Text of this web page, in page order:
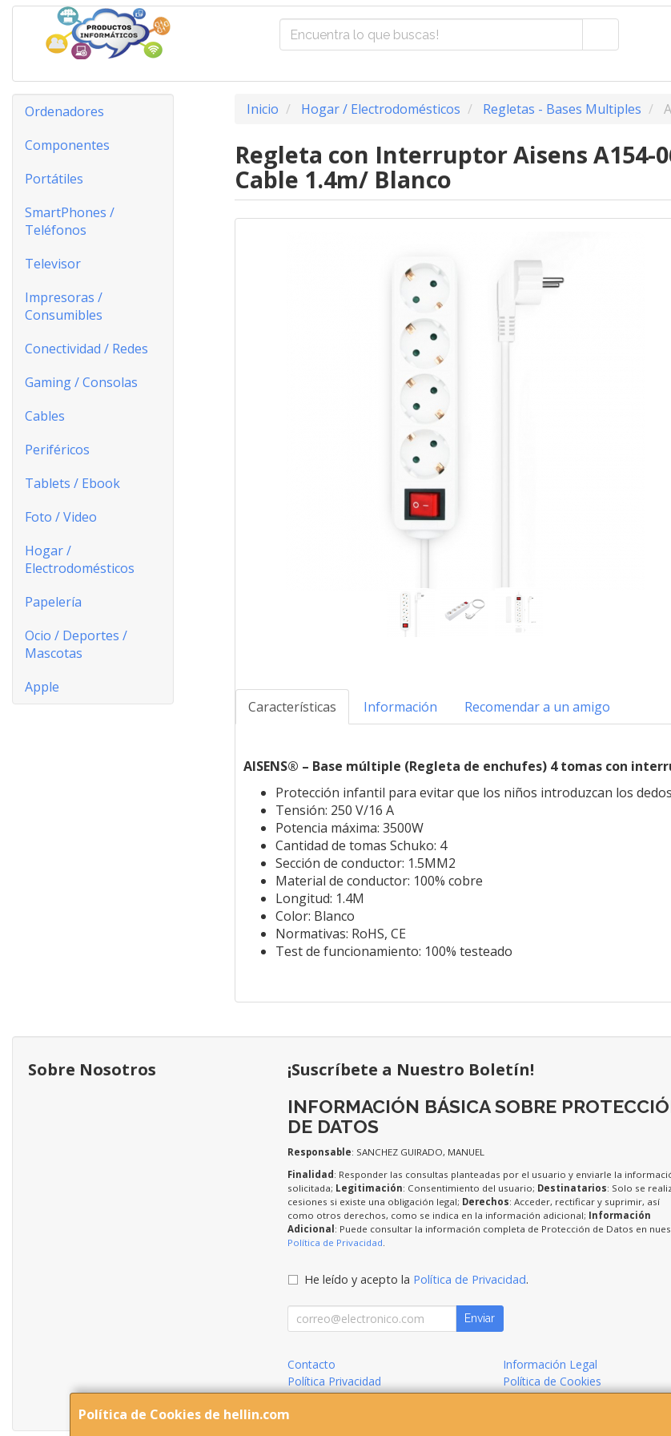
Ordenadores
Componentes
Portátiles
SmartPhones /
Teléfonos
Televisor
Impresoras /
Consumibles
Conectividad / Redes
Gaming / Consolas
Cables
Periféricos
Tablets / Ebook
Foto / Video
Hogar /
Electrodomésticos
Papelería
Ocio / Deportes /
Mascotas
Apple
Inicio Hogar / Electrodomésticos Regletas - Bases Multiples
Regleta con Interruptor Aisens A154-
Cable 1.4m/ Blanco
Características Información Recomendar a un amigo
AISENS® – Base múltiple (Regleta de enchufes) 4 tomas con
Protección infantil para evitar que los niños introduzcan los
Tensión: 250 V/16 A
Potencia máxima: 3500W
Cantidad de tomas Schuko: 4
Sección de conductor: 1.5MM2
Material de conductor: 100% cobre
Longitud: 1.4M
Color: Blanco
Normativas: RoHS, CE
Test de funcionamiento: 100% testeado
Política de Cookies de hellin.com
Sobre Nosotros
¡Suscríbete a Nuestro Boletín!
INFORMACIÓN BÁSICA SOBRE
DE DATOS
Responsable: SANCHEZ GUIRADO, MANUEL
Finalidad : Responder las consultas planteadas por el usuario y enviarle la
solicitada; Legitimación: Consentimiento del usuario; Destinatarios: Solo se
cesiones si existe una obligación legal; Derechos: Acceder, rectificar y suprimir, así
como otros derechos, como se indica en la información adicional; Información
Adicional : Puede consultar la información completa de Protección de Datos en
Política de Privacidad.
He leído y acepto la Política de Privacidad.
Enviar
Contacto
Información Legal
Política Privacidad
Política de Cookies
Condiciones de Compra
Formas de Pago